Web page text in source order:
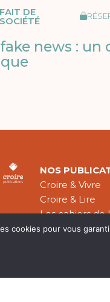
FAIT DE
SOCIÉTÉ
news : un
NOS
Croire & Vivre
Croire & Lire
Les cahiers de
Théologie
cookies pour vous